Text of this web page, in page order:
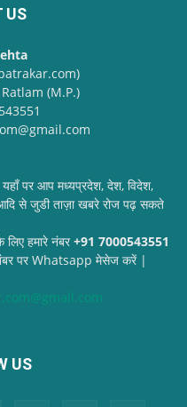
US
(M.P.)
पर आप मध्यप्रदेश, देश, विदेश,
से जुडी ताज़ा खबरे रोज पढ़ सकते
हमारे नंबर+91 7000543551
पर Whatsapp मेसेज करें |
US